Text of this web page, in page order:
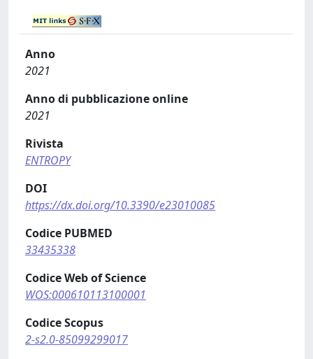
Anno
2021
Anno di pubblicazione online
2021
Rivista
ENTROPY
DOI
https://dx.doi.org/10.3390/e23010085
Codice PUBMED
33435338
Codice Web of Science
WOS:000610113100001
Codice Scopus
2-s2.0-85099299017